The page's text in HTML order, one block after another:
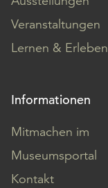
Veranstaltungen
Lernen & Erleben
Informationen
Mitmachen im
Museumsportal
Kontakt